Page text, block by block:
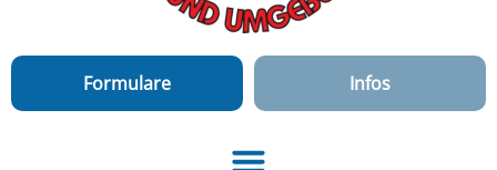
Formulare Infos